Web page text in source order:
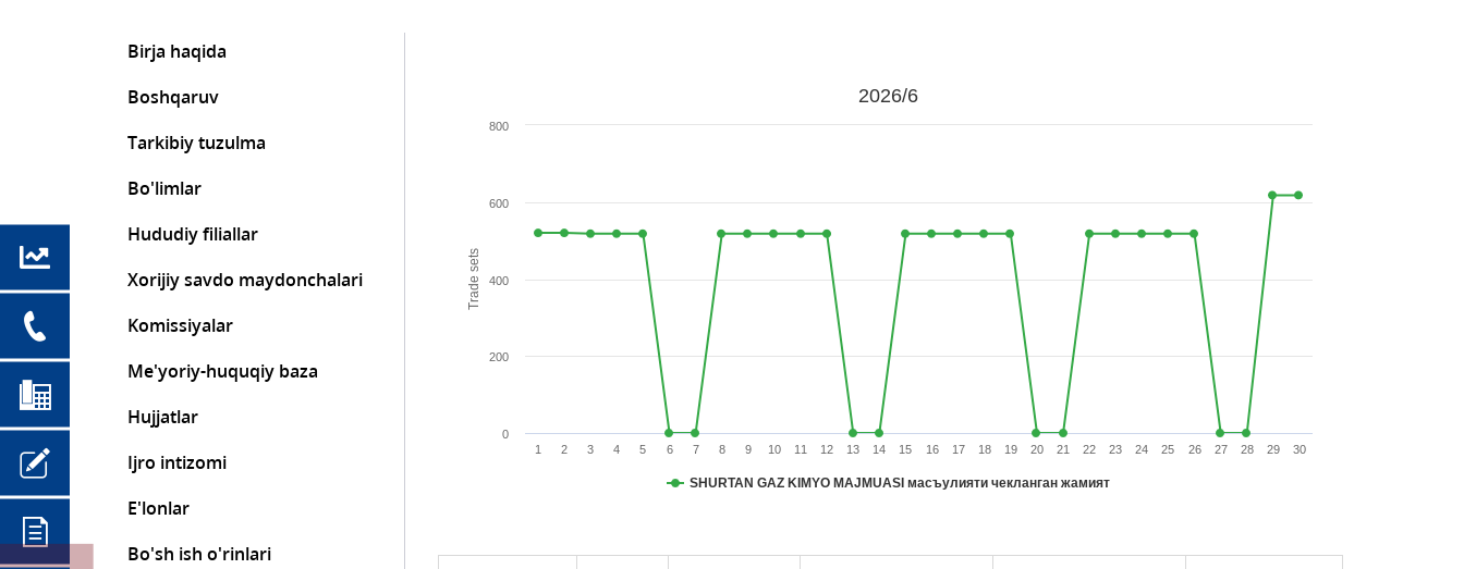
Birja haqida
Boshqaruv
Tarkibiy tuzulma
Bo'limlar
Hududiy filiallar
Xorijiy savdo maydonchalari
Komissiyalar
Me'yoriy-huquqiy baza
Hujjatlar
Ijro intizomi
E'lonlar
Bo'sh ish o'rinlari
Trade sets
2026/6
SHURTAN GAZ KIMYO MAJMUASI масъулияти чекланган жамият
1 2 3 4 5 6 7 8 9 10 11 12 13 14 15 16 17 18 19 20 21 22 23 24 25 26 27 28 29 30
0
200
400
600
800